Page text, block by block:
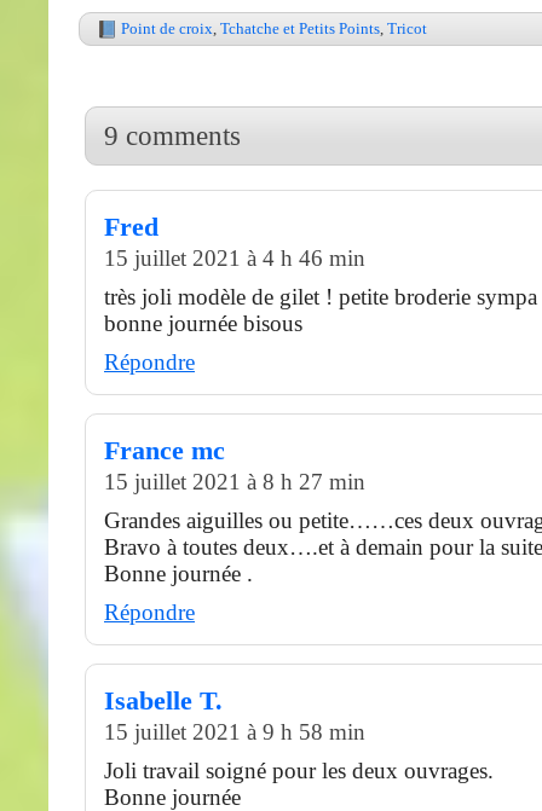
Point de croix Tchatche et Petits Points Tricot
9 comments
Fred
15 juillet 2021 à 4 h 46 min
très joli modèle de gilet ! petite broderie sympa
bonne journée bisous
Répondre
France mc
15 juillet 2021 à 8 h 27 min
Grandes aiguilles ou petite……ces deux
Bravo à toutes deux….et à demain pour la
Bonne journée .
Répondre
Isabelle T.
15 juillet 2021 à 9 h 58 min
Joli travail soigné pour les deux ouvrages.
Bonne journée